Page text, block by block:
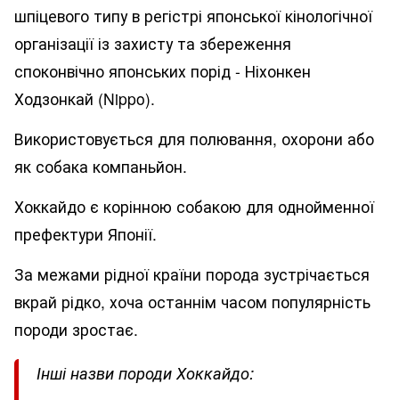
шпіцевого типу в регістрі японської кінологічної
організації із захисту та збереження
споконвічно японських порід - Ніхонкен
Ходзонкай (Nippo).
Використовується для полювання, охорони або
як собака компаньйон.
Хоккайдо є корінною собакою для однойменної
префектури Японії.
За межами рідної країни порода зустрічається
вкрай рідко, хоча останнім часом популярність
породи зростає.
Інші назви породи Хоккайдо: